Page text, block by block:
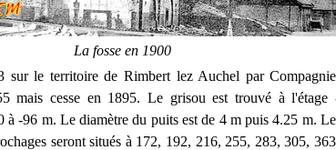
La fosse en 1900
sur le territoire de Rimbert lez Auchel par
mais cesse en 1895. Le grisou est trouvé à
à -96 m. Le diamètre du puits est de 4 m puis 4.25 m.
seront situés à 172, 192, 216, 255, 283, 305,